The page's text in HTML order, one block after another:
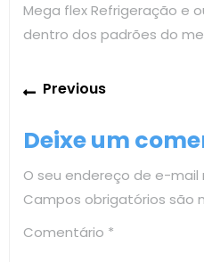
Mega flex Refrigeração e
dentro dos padrões do
Navegação
de
Post
PreviousPrevious
Deixe um
O seu endereço de e-mail
Campos obrigatórios são
Comentário *